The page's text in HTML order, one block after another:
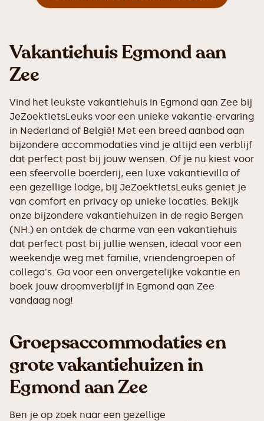
Vakantiehuis Egmond aan
Zee
Vind het leukste vakantiehuis in Egmond aan Zee bij
JeZoektIetsLeuks voor een unieke vakantie-ervaring
in Nederland of België! Met een breed aanbod aan
bijzondere accommodaties vind je altijd een verblijf
dat perfect past bij jouw wensen. Of je nu kiest voor
een sfeervolle boerderij, een luxe vakantievilla of
een gezellige lodge, bij JeZoektIetsLeuks geniet je
van comfort en privacy op unieke locaties. Bekijk
onze bijzondere vakantiehuizen in de regio Bergen
(NH.) en ontdek de charme van een vakantiehuis
dat perfect past bij jullie wensen, ideaal voor een
weekendje weg met familie, vriendengroepen of
collega's. Ga voor een onvergetelijke vakantie en
boek jouw droomverblijf in Egmond aan Zee
vandaag nog!
Groepsaccommodaties en
grote vakantiehuizen in
Egmond aan Zee
Ben je op zoek naar een gezellige